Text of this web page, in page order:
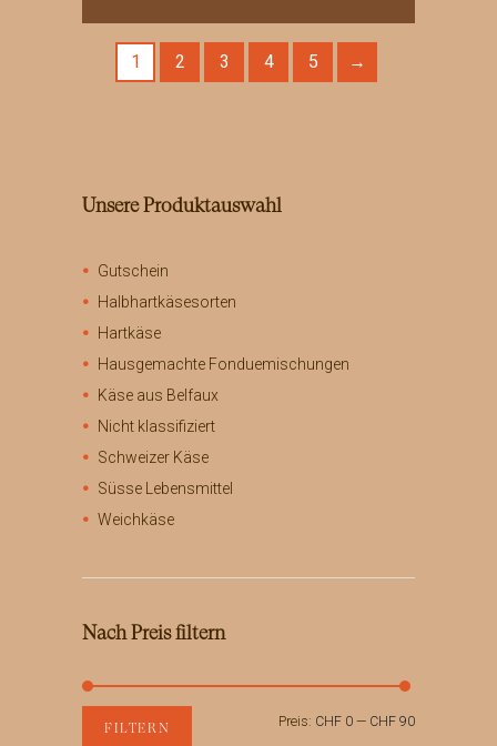
Produkt
weist
mehrere
auf
1 2 3 4 5 →
Unsere Produktauswahl
Gutschein
Halbhartkäsesorten
Hartkäse
Hausgemachte Fonduemischungen
Käse aus Belfaux
Nicht klassifiziert
Schweizer Käse
Süsse Lebensmittel
Weichkäse
Nach Preis filtern
Min.
Max.
FILTERN Preis: CHF 0 — CHF 90